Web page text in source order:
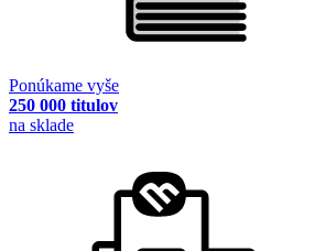
Ponúkame vyše
250 000 titulov
na sklade